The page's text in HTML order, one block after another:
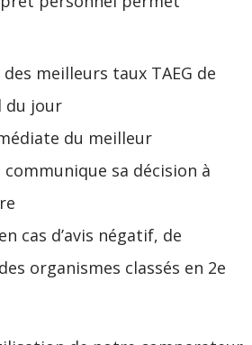
meilleurs taux TAEG de
du jour
du meilleur
sa décision à
cas d’avis négatif, de
organismes classés en 2e